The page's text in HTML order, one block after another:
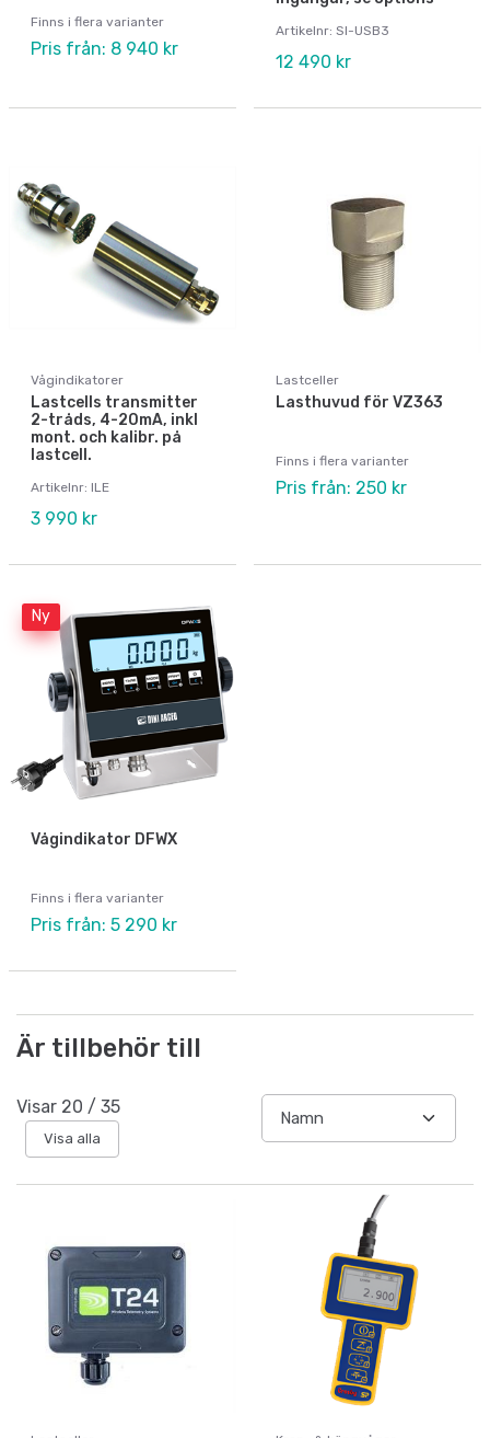
Finns i flera varianter
Pris från: 8 940 kr
Artikelnr: SI-USB3
12 490 kr
Vågindikatorer
Lastcells transmitter
2-tråds, 4-20mA, inkl
mont. och kalibr. på
lastcell.
Artikelnr: ILE
3 990 kr
Lastceller
Lasthuvud för VZ363
Finns i flera varianter
Pris från: 250 kr
Ny
Vågindikator DFWX
Finns i flera varianter
Pris från: 5 290 kr
Är tillbehör till
Visar 20 / 35
Visa alla